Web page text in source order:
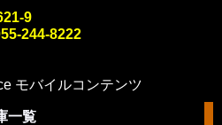
9
244-8222
モバイルコンテンツ
一覧